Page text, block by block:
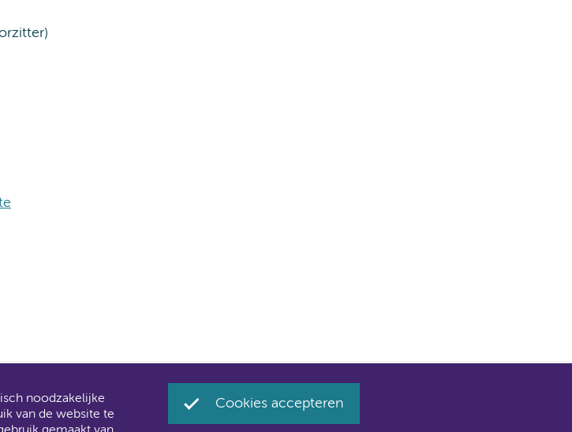
Amsterdam UMC.
steeds meer informatie verhuist naar amsterdamumc.nl en amsterdamumc.org
noodzakelijke
van de website te
Cookies accepteren